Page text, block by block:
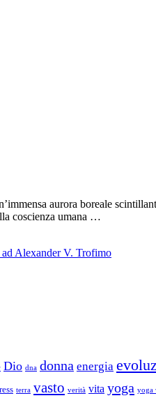
aurora boreale
coscienza umana …
Alexander V. Trofimo
Dio dna donna energia
terra vasto verità vita yoga yoga